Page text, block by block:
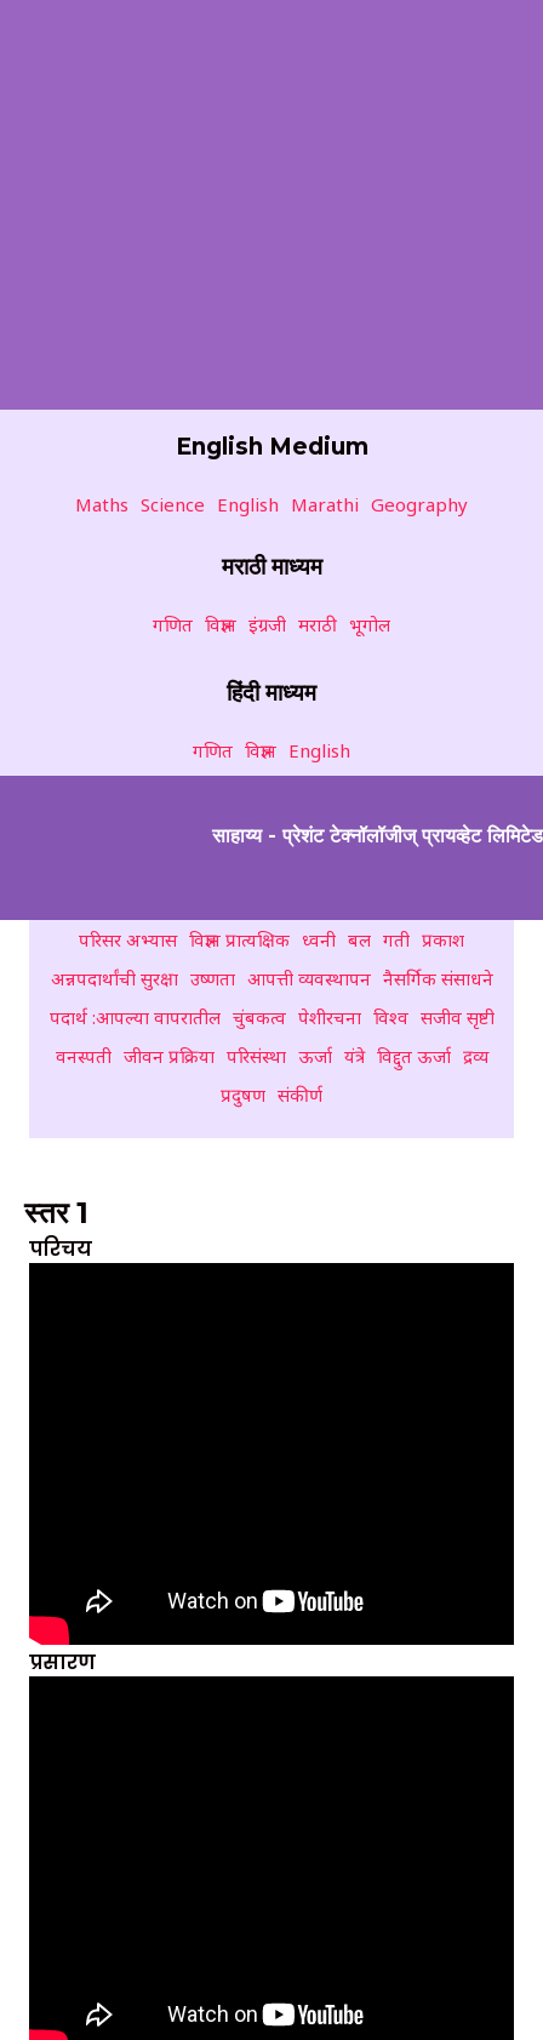
English Medium
Maths Science English Marathi Geography
मराठी माध्यम
गणित विज्ञान इंग्रजी मराठी भूगोल
हिंदी माध्यम
गणित विज्ञान English
साहाय्य - प्रेशंट टेक्नॉलॉजीज् प्रायव्हेट लिमिटेड
परिसर अभ्यास विज्ञान प्रात्यक्षिक ध्वनी बल गती प्रकाश
अन्नपदार्थांची सुरक्षा उष्णता आपत्ती व्यवस्थापन नैसर्गिक संसाधने
पदार्थ :आपल्या वापरातील चुंबकत्व पेशीरचना विश्व सजीव सृष्टी
वनस्पती जीवन प्रक्रिया परिसंस्था ऊर्जा यंत्रे विद्दुत ऊर्जा द्रव्य
प्रदुषण संकीर्ण
स्तर 1
परिचय
प्रसारण